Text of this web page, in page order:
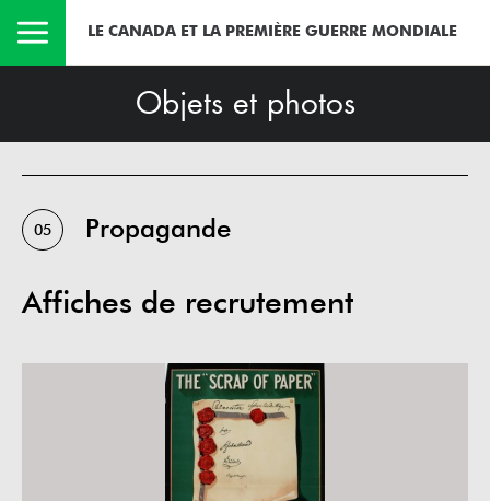
LE CANADA ET LA PREMIÈRE GUERRE MONDIALE
Objets et photos
05 Propagande
Affiches de recrutement